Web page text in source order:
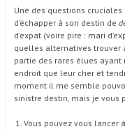
Une des questions
d’échapper à son destin de
d’expat (voire pire : mari
quelles alternatives trouver
partie des rares élues
endroit que leur cher et
moment il me semble
sinistre destin, mais je vous
Vous pouvez vous lancer